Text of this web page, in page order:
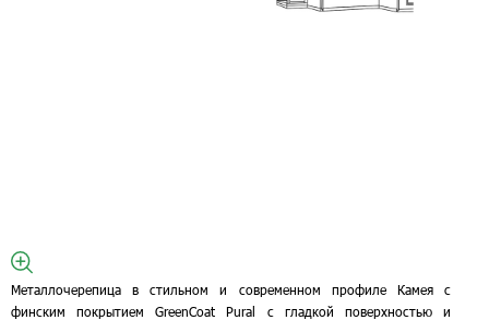
Металлочерепица в стильном и современном профиле Камея с
финским покрытием GreenCoat Pural с гладкой поверхностью и